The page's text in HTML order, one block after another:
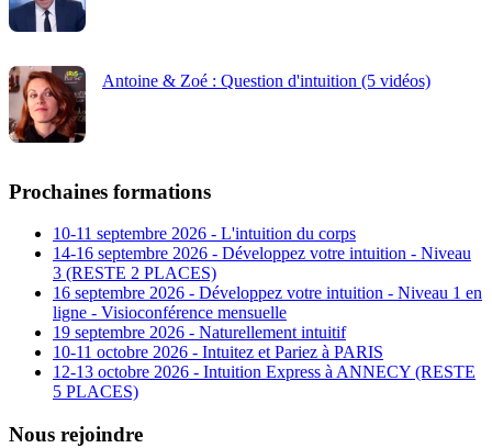
Antoine & Zoé : Question d'intuition (5 vidéos)
Prochaines formations
10-11 septembre 2026 - L'intuition du corps
14-16 septembre 2026 - Développez votre intuition - Niveau
3 (RESTE 2 PLACES)
16 septembre 2026 - Développez votre intuition - Niveau 1 en
ligne - Visioconférence mensuelle
19 septembre 2026 - Naturellement intuitif
10-11 octobre 2026 - Intuitez et Pariez à PARIS
12-13 octobre 2026 - Intuition Express à ANNECY (RESTE
5 PLACES)
Nous rejoindre